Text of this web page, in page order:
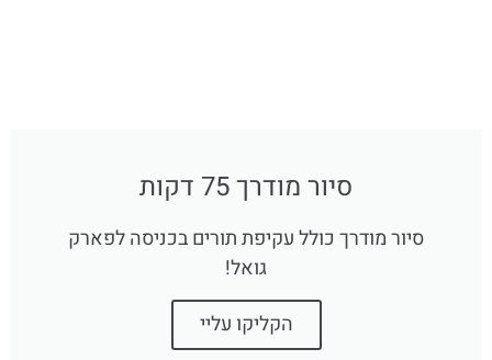
סיור מודרך 75 דקות
סיור מודרך כולל עקיפת תורים בכניסה לפארק
גואל!
הקליקו עליי